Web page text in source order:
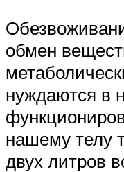
обмен
нуждаются в
нашему телу
двух литров